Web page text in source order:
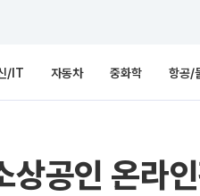
/IT 자동차 중화학 항공/
상공인 온라